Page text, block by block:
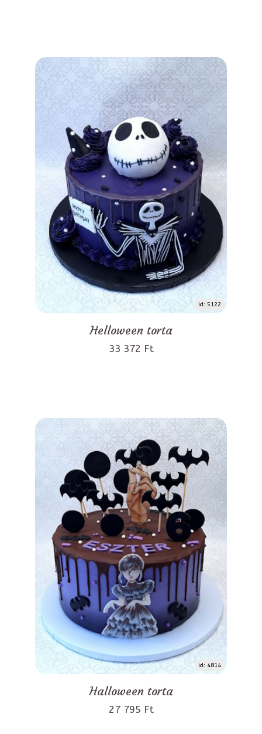
id: 5122
Helloween torta
33 372 Ft
id: 4814
Halloween torta
27 795 Ft